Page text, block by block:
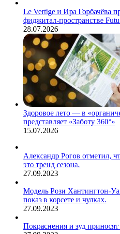
Le Vertige и Ира Горбачёва
фиджитал-пространстве
28.07.2026
Здоровое лето — в
представляет «Заботу 360°»
15.07.2026
Александр Рогов отметил,
это тренд сезона.
27.09.2023
Модель Рози Хантингтон-
показ в корсете и чулках.
27.09.2023
Покраснения и зуд